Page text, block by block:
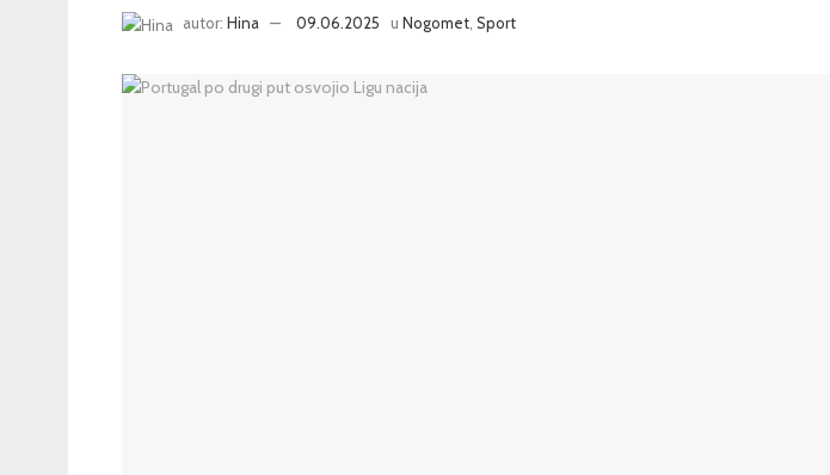
autor: Hina 09.06.2025 u Nogomet Sport